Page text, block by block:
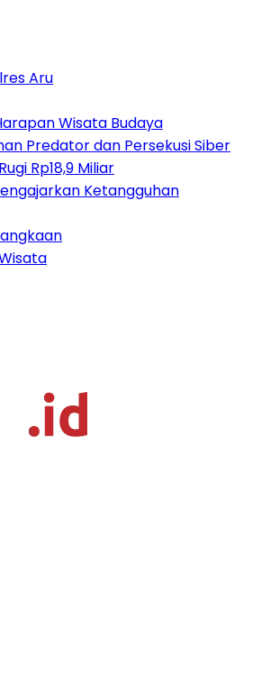
Aru
Wisata Budaya
Predator dan Persekusi Siber
Rp18,9 Miliar
Ketangguhan